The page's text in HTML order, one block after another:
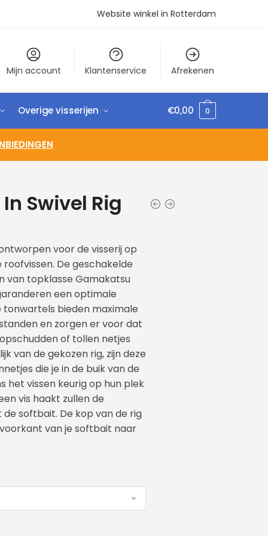
Website winkel in Rotterdam
Mijn account Klantenservice Afrekenen
Overige visserijen €0,00 0
Swivel Rig
voor de visserij op
De geschakelde
van topklasse Gamakatsu
een optimale
tonwartels bieden maximale
en zorgen er voor dat
of tollen netjes
van de gekozen rig, zijn deze
die je in de buik van de
het vissen keurig op hun plek
vis haakt zullen de
softbait. De kop van de rig
van je softbait naar